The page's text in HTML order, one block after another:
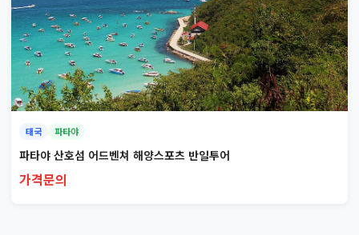
태국 파타야
파타야 산호섬 어드벤쳐 해양스포츠 반일투어
가격문의